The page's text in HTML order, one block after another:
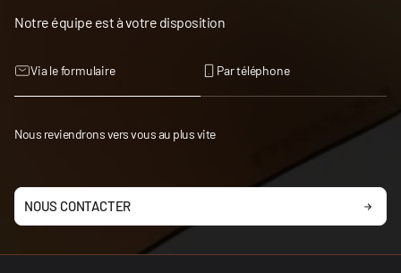
Notre équipe est à votre disposition
Via le formulaire Par téléphone
Nous reviendrons vers vous au plus vite
NOUS CONTACTER